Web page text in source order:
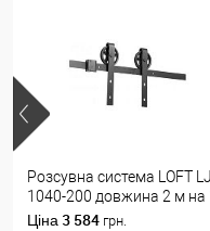
Розсувна система LOFT
1040-200 довжина 2 м на
полотно вагою до 100 кг
Ціна 3 584 грн.